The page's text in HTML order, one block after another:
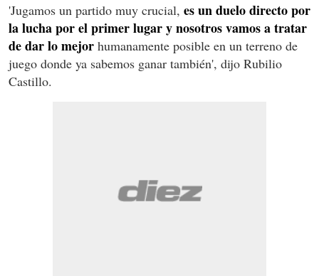
'Jugamos un partido muy crucial, es un duelo directo por
la lucha por el primer lugar y nosotros vamos a tratar
de dar lo mejor humanamente posible en un terreno de
juego donde ya sabemos ganar también', dijo Rubilio
Castillo.